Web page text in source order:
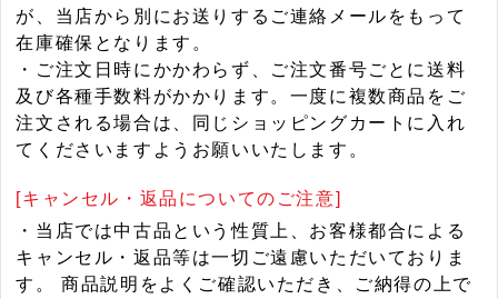
が、当店から別にお送りするご連絡メールをもって
在庫確保となります。
・ご注文日時にかかわらず、ご注文番号ごとに送料
及び各種手数料がかかります。一度に複数商品をご
注文される場合は、同じショッピングカートに入れ
てくださいますようお願いいたします。
[キャンセル・返品についてのご注意]
・当店では中古品という性質上、お客様都合による
キャンセル・返品等は一切ご遠慮いただいておりま
す。 商品説明をよくご確認いただき、ご納得の上で